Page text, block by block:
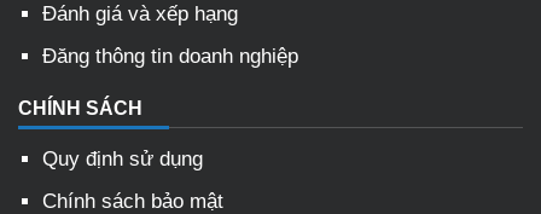
Đánh giá và xếp hạng
Đăng thông tin doanh nghiệp
CHÍNH SÁCH
Quy định sử dụng
Chính sách bảo mật